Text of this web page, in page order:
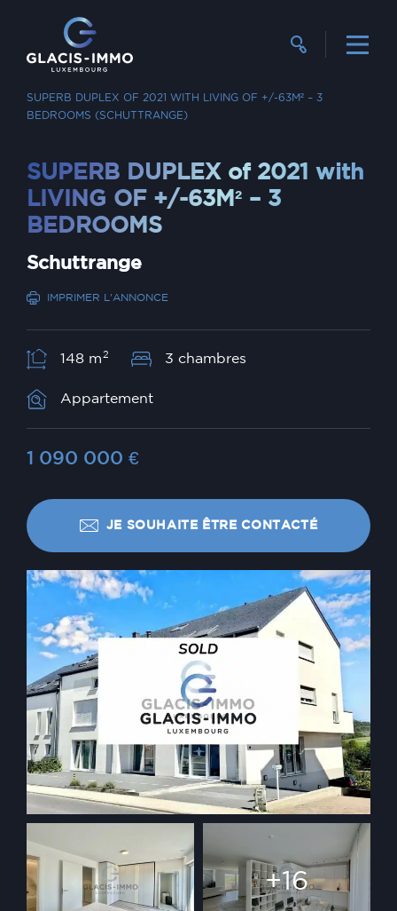
SUPERB DUPLEX OF 2021 WITH LIVING OF +/-63M² – 3
BEDROOMS (SCHUTTRANGE)
SUPERB DUPLEX of 2021 with
LIVING OF +/-63M² – 3
BEDROOMS
Schuttrange
IMPRIMER L'ANNONCE
148 m 2 3 chambres
Appartement
1 090 000 €
JE SOUHAITE ÊTRE CONTACTÉ
+16